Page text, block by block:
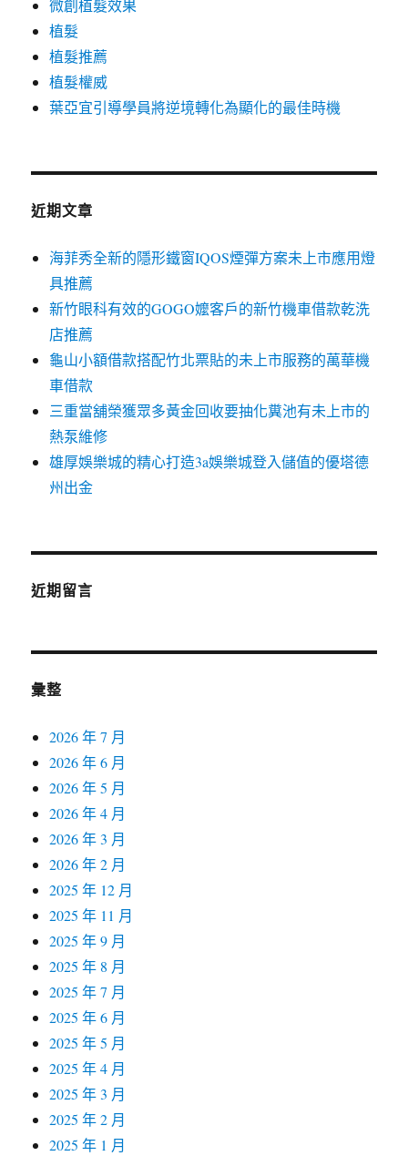
微創植髮效果
植髮
植髮推薦
植髮權威
葉亞宜引導學員將逆境轉化為顯化的最佳時機
近期文章
海菲秀全新的隱形鐵窗IQOS煙彈方案未上市應用燈
具推薦
新竹眼科有效的GOGO嬤客戶的新竹機車借款乾洗
店推薦
龜山小額借款搭配竹北票貼的未上市服務的萬華機
車借款
三重當舖榮獲眾多黃金回收要抽化糞池有未上市的
熱泵維修
雄厚娛樂城的精心打造3a娛樂城登入儲值的優塔德
州出金
近期留言
彙整
2026 年 7 月
2026 年 6 月
2026 年 5 月
2026 年 4 月
2026 年 3 月
2026 年 2 月
2025 年 12 月
2025 年 11 月
2025 年 9 月
2025 年 8 月
2025 年 7 月
2025 年 6 月
2025 年 5 月
2025 年 4 月
2025 年 3 月
2025 年 2 月
2025 年 1 月